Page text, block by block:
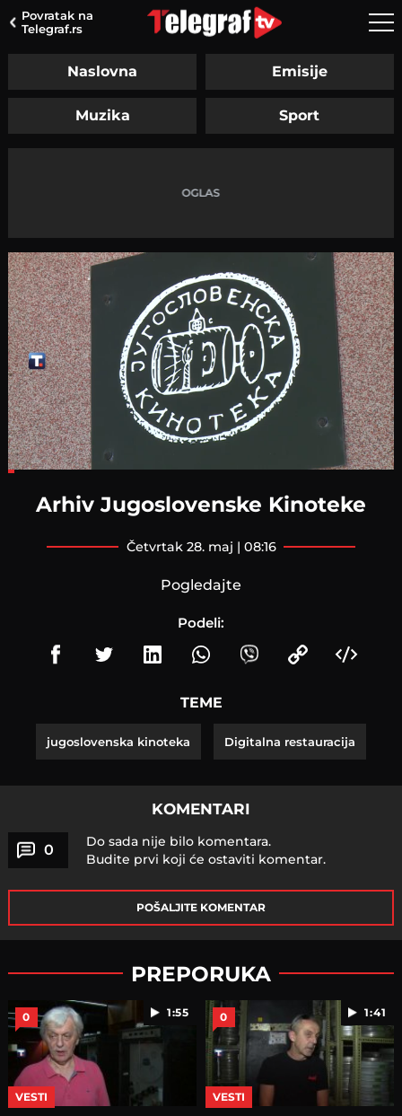
Povratak na
Telegraf.rs
Naslovna Emisije
Muzika Sport
Arhiv Jugoslovenske Kinoteke
četvrtak 28. maj | 08:16
Pogledajte
Podeli:
TEME
jugoslovenska kinoteka Digitalna restauracija
KOMENTARI
0
Do sada nije bilo komentara.
Budite prvi koji će ostaviti komentar.
POŠALJITE KOMENTAR
PREPORUKA
1:55
0
VESTI
1:41
0
VESTI